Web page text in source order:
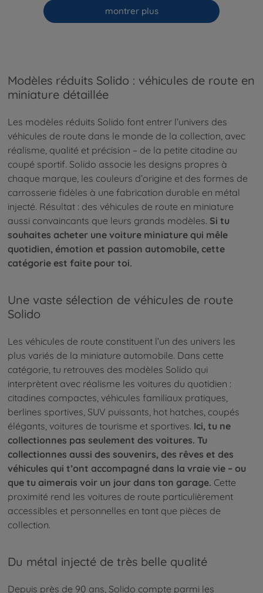
montrer plus
Modèles réduits Solido : véhicules de route en
miniature détaillée
Les modèles réduits Solido font entrer l’univers des
véhicules de route dans le monde de la collection, avec
réalisme, qualité et précision – de la petite citadine au
coupé sportif. Solido associe les designs propres à
chaque marque, les couleurs d’origine et des formes de
carrosserie fidèles à une fabrication durable en métal
injecté. Résultat : des véhicules de route en miniature
aussi convaincants que leurs grands modèles. Si tu
souhaites acheter une voiture miniature qui mêle
quotidien, émotion et passion automobile, cette
catégorie est faite pour toi.
Une vaste sélection de véhicules de route
Solido
Les véhicules de route constituent l’un des univers les
plus variés de la miniature automobile. Dans cette
catégorie, tu retrouves des modèles Solido qui
interprètent avec réalisme les voitures du quotidien :
citadines compactes, véhicules familiaux pratiques,
berlines sportives, SUV puissants, hot hatches, coupés
élégants, voitures de tourisme et sportives. Ici, tu ne
collectionnes pas seulement des voitures. Tu
collectionnes aussi des souvenirs, des rêves et des
véhicules qui t’ont accompagné dans la vraie vie – ou
que tu aimerais voir un jour dans ton garage. Cette
proximité rend les voitures de route particulièrement
accessibles et personnelles en tant que pièces de
collection.
Du métal injecté de très belle qualité
Depuis près de 90 ans, Solido compte parmi les